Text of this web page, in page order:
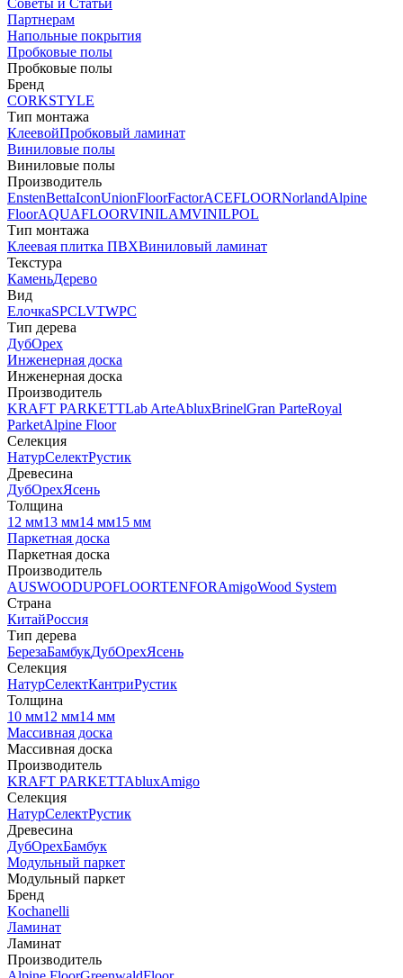
Советы и Статьи
Партнерам
Напольные покрытия
Пробковые полы
Пробковые полы
Бренд
CORKSTYLE
Тип монтажа
КлеевойПробковый ламинат
Виниловые полы
Виниловые полы
Производитель
EnstenBettaIconUnionFloorFactorACEFLOORNorlandAlpine
FloorAQUAFLOORVINILAMVINILPOL
Тип монтажа
Клеевая плитка ПВХВиниловый ламинат
Текстура
КаменьДерево
Вид
ЕлочкаSPCLVTWPC
Тип дерева
ДубОрех
Инженерная доска
Инженерная доска
Производитель
KRAFT PARKETTLab ArteAbluxBrinelGran ParteRoyal
ParketAlpine Floor
Селекция
НатурСелектРустик
Древесина
ДубОрехЯсень
Толщина
12 мм13 мм14 мм15 мм
Паркетная доска
Паркетная доска
Производитель
AUSWOODUPOFLOORTENFORAmigoWood System
Страна
КитайРоссия
Тип дерева
БерезаБамбукДубОрехЯсень
Селекция
НатурСелектКантриРустик
Толщина
10 мм12 мм14 мм
Массивная доска
Массивная доска
Производитель
KRAFT PARKETTAbluxAmigo
Селекция
НатурСелектРустик
Древесина
ДубОрехБамбук
Модульный паркет
Модульный паркет
Бренд
Kochanelli
Ламинат
Ламинат
Производитель